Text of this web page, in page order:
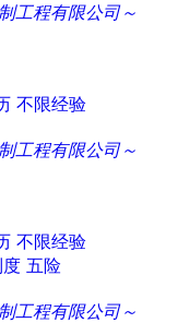
工程有限公司～
不限经验
工程有限公司～
不限经验
五险
工程有限公司～